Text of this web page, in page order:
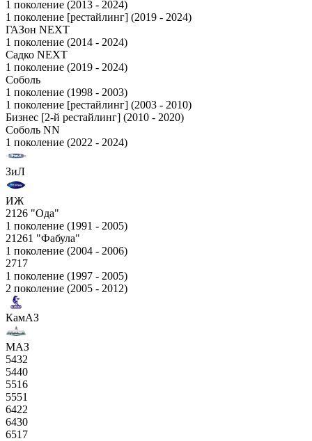
1 поколение (2013 - 2024)
1 поколение [рестайлинг] (2019 - 2024)
ГАЗон NEXT
1 поколение (2014 - 2024)
Садко NEXT
1 поколение (2019 - 2024)
Соболь
1 поколение (1998 - 2003)
1 поколение [рестайлинг] (2003 - 2010)
Бизнес [2-й рестайлинг] (2010 - 2020)
Соболь NN
1 поколение (2022 - 2024)
ЗиЛ
ИЖ
2126 "Ода"
1 поколение (1991 - 2005)
21261 "Фабула"
1 поколение (2004 - 2006)
2717
1 поколение (1997 - 2005)
2 поколение (2005 - 2012)
КамАЗ
МАЗ
5432
5440
5516
5551
6422
6430
6517